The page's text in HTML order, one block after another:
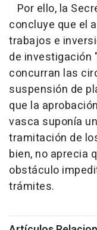
Por ello, la
concluye que el
trabajos e
de investigación
concurran las
suspensión de
que la
vasca suponía
tramitación de
bien, no aprecia
obstáculo
trámites.